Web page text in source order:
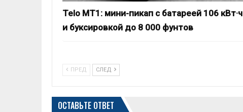
Telo MT1: мини-пикап с батареей 106 кВт·ч
и буксировкой до 8 000 фунтов
ПРЕД СЛЕД
ОСТАВЬТЕ ОТВЕТ